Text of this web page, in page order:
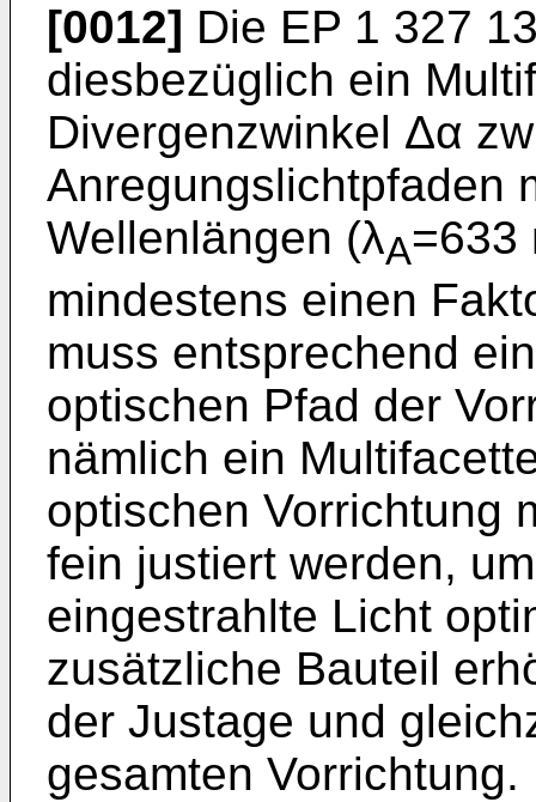
[0012] Die EP 1 327
diesbezüglich ein
Divergenzwinkel Δα
Anregungslichtpfaden
Wellenlängen (λA=633
mindestens einen
muss entsprechend
optischen Pfad der
nämlich ein
optischen Vorrichtung
fein justiert werden,
eingestrahlte Licht
zusätzliche Bauteil
der Justage und
gesamten Vorrichtung.